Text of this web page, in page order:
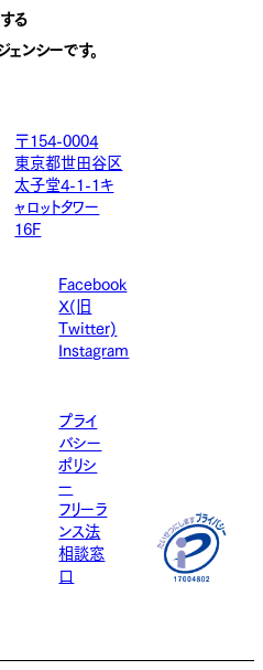
る
ェンシーです。
〒154-0004
東京都世田谷区
太子堂4-1-1キ
ャロットタワー
16F
Facebook
X(旧
Twitter)
Instagram
プライ
バシー
ポリシ
ー
フリーラ
ンス法
相談窓
口